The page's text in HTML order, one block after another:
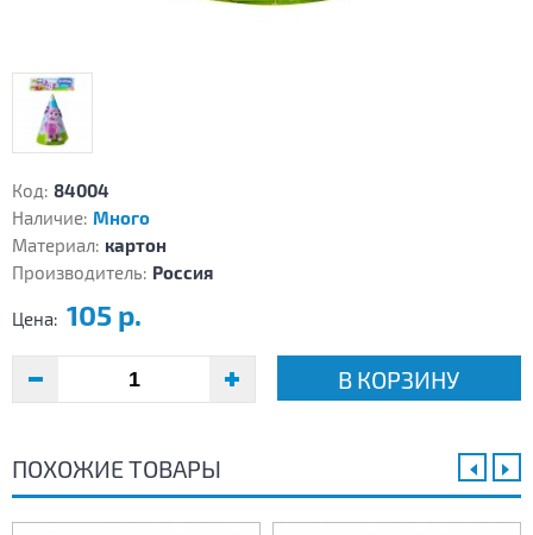
Код: 84004
Наличие: Много
Материал: картон
Производитель: Россия
Цена: 105 р.
В КОРЗИНУ
ПОХОЖИЕ ТОВАРЫ